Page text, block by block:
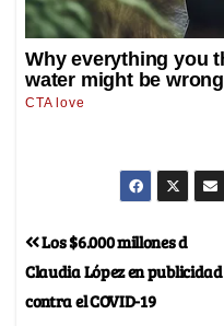
Los $6.000 millones d
Claudia López en publicidad
contra el COVID-19